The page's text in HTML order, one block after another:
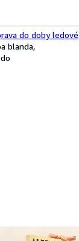
do doby ledové
blanda